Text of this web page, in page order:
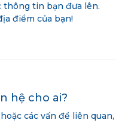
thông tin bạn đưa lên.
điểm của bạn!
hệ cho ai?
các vấn đề liên quan,